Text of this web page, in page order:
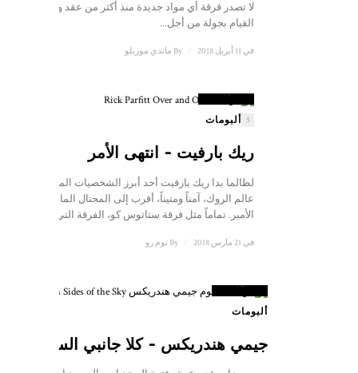
لا تصدر فرقة أي مواد جديدة منذ أكثر من عقد وتبدأ في
القيام بجولة من أجل...
في 11 أبريل 2018 ماندي موريلو 8.5
نتيجة
ألبومات 3
ريك بارفيت - انتهى الأمر
لطالما بدا ريك بارفيت أحد أبرز الشخصيات المجهولة في
عالم الروك، آمناً ومتيناً، أقرب إلى المحتال الماهر منه إلى
الأمير. تماماً مثل فرقة ستاتوس كو، الفرقة التي أحبها...
في 21 مارس 2018 توم رو 9
ألبومات
جيمي هندريكس - كلا جانبي السماء